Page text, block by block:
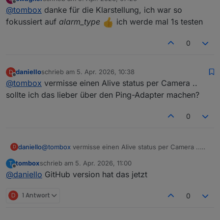
alarmInfo -> alarm_type
is die konfiguration des sirenen types deiner Kamera
hat nichts mit event alarm_typ zu tun
einfach austesten ob 1sek geht. man kann auch 0.5
Offline zuletzt editiert von
@tombox danke für die Klarstellung, ich war so
fokussiert auf alarm_type ich werde mal 1s testen
0
D
Offline
danielloschrieb am 5. Apr. 2026, 10:38
zuletzt editiert von
@tombox vermisse einen Alive status per Camera ..
sollte ich das lieber über den Ping-Adapter machen?
0
D daniello@tombox vermisse einen Alive status per Camera ..
T
Offline
tomboxschrieb am 5. Apr. 2026, 11:00
zuletzt editiert von
@daniello GitHub version hat das jetzt
D 1 Antwort 0